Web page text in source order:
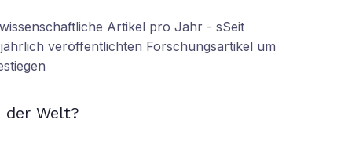
Artikel pro Jahr - sSeit
veröffentlichten Forschungsartikel um
der Welt?